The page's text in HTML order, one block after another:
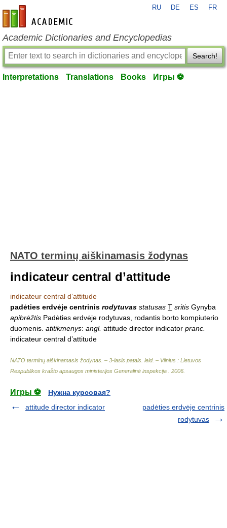
en-academic.com
RU DE ES FR
Academic Dictionaries and Encyclopedias
Search!
Interpretations Translations Books Игры ⚽
NATO terminų aiškinamasis žodynas
indicateur central d’attitude
indicateur central d’attitude
padėties erdvėje centrinis rodytuvas statusas T sritis Gynyba
apibrėžtis Padėties erdvėje rodytuvas, rodantis borto kompiuterio
duomenis. atitikmenys: angl. attitude director indicator pranc.
indicateur central d’attitude
NATO terminų aiškinamasis žodynas. – 3-iasis patais. leid. – Vilnius : Lietuvos
Respublikos krašto apsaugos ministerijos Generalinė inspekcija
2006
Игры ⚽
Нужна курсовая?
attitude director indicator
padėties erdvėje centrinis
rodytuvas